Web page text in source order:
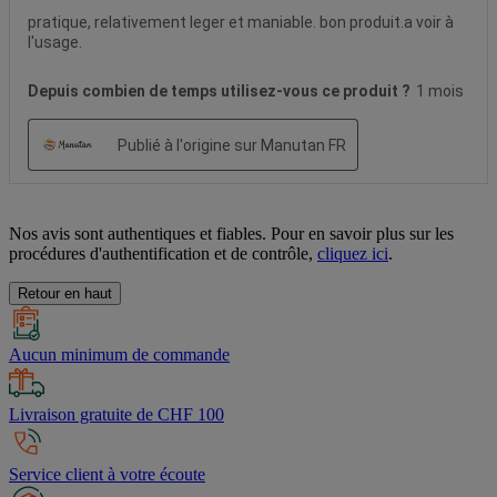
Nos avis sont authentiques et fiables. Pour en savoir plus sur les
procédures d'authentification et de contrôle, cliquez ici.
Retour en haut
Aucun minimum de commande
Livraison gratuite de CHF 100
Service client à votre écoute